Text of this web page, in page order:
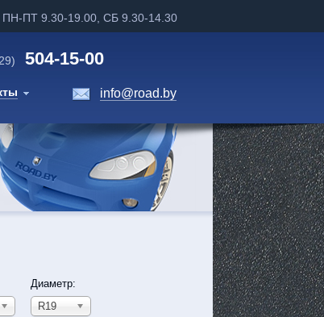
ПН-ПТ 9.30-19.00, СБ 9.30-14.30
504-15-00
info@road.by
Диаметр:
R19